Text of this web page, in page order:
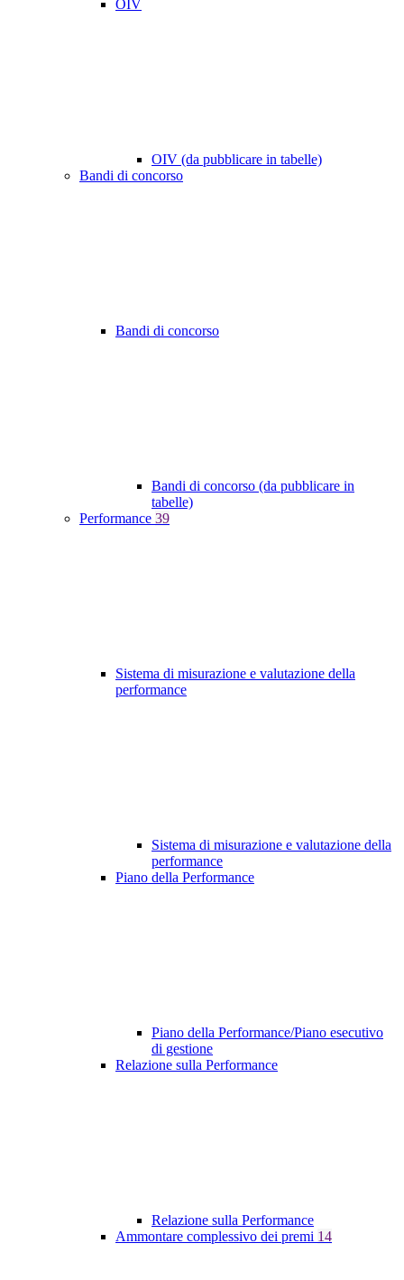
OIV
OIV (da pubblicare in tabelle)
Bandi di concorso
Bandi di concorso
Bandi di concorso (da pubblicare in
tabelle)
Performance 39
Sistema di misurazione e valutazione della
performance
Sistema di misurazione e valutazione della
performance
Piano della Performance
Piano della Performance/Piano esecutivo
di gestione
Relazione sulla Performance
Relazione sulla Performance
Ammontare complessivo dei premi 14